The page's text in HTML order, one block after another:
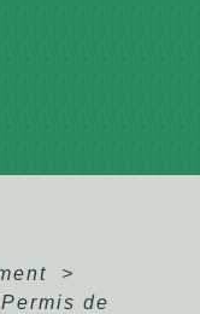
>
Permis de